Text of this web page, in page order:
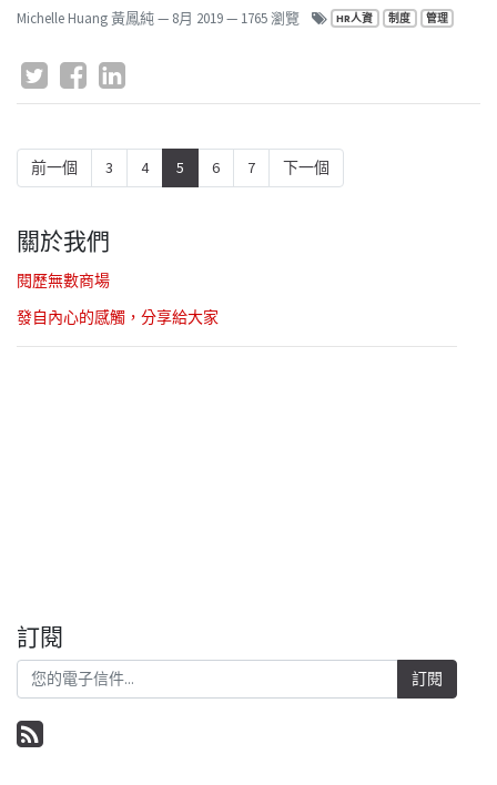
Michelle Huang 黃鳳純— 8月 2019— 1765 瀏覽 HR人資 制度 管理
前一個 3 4 5 6 7 下一個
關於我們
閱歷無數商場
發自內心的感觸，分享給大家
訂閱
訂閱